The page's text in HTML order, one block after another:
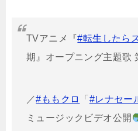
TVアニメ『#転生したら
期』オープニング主題歌
／#ももクロ 「 #レナセー
ミュージックビデオ公開